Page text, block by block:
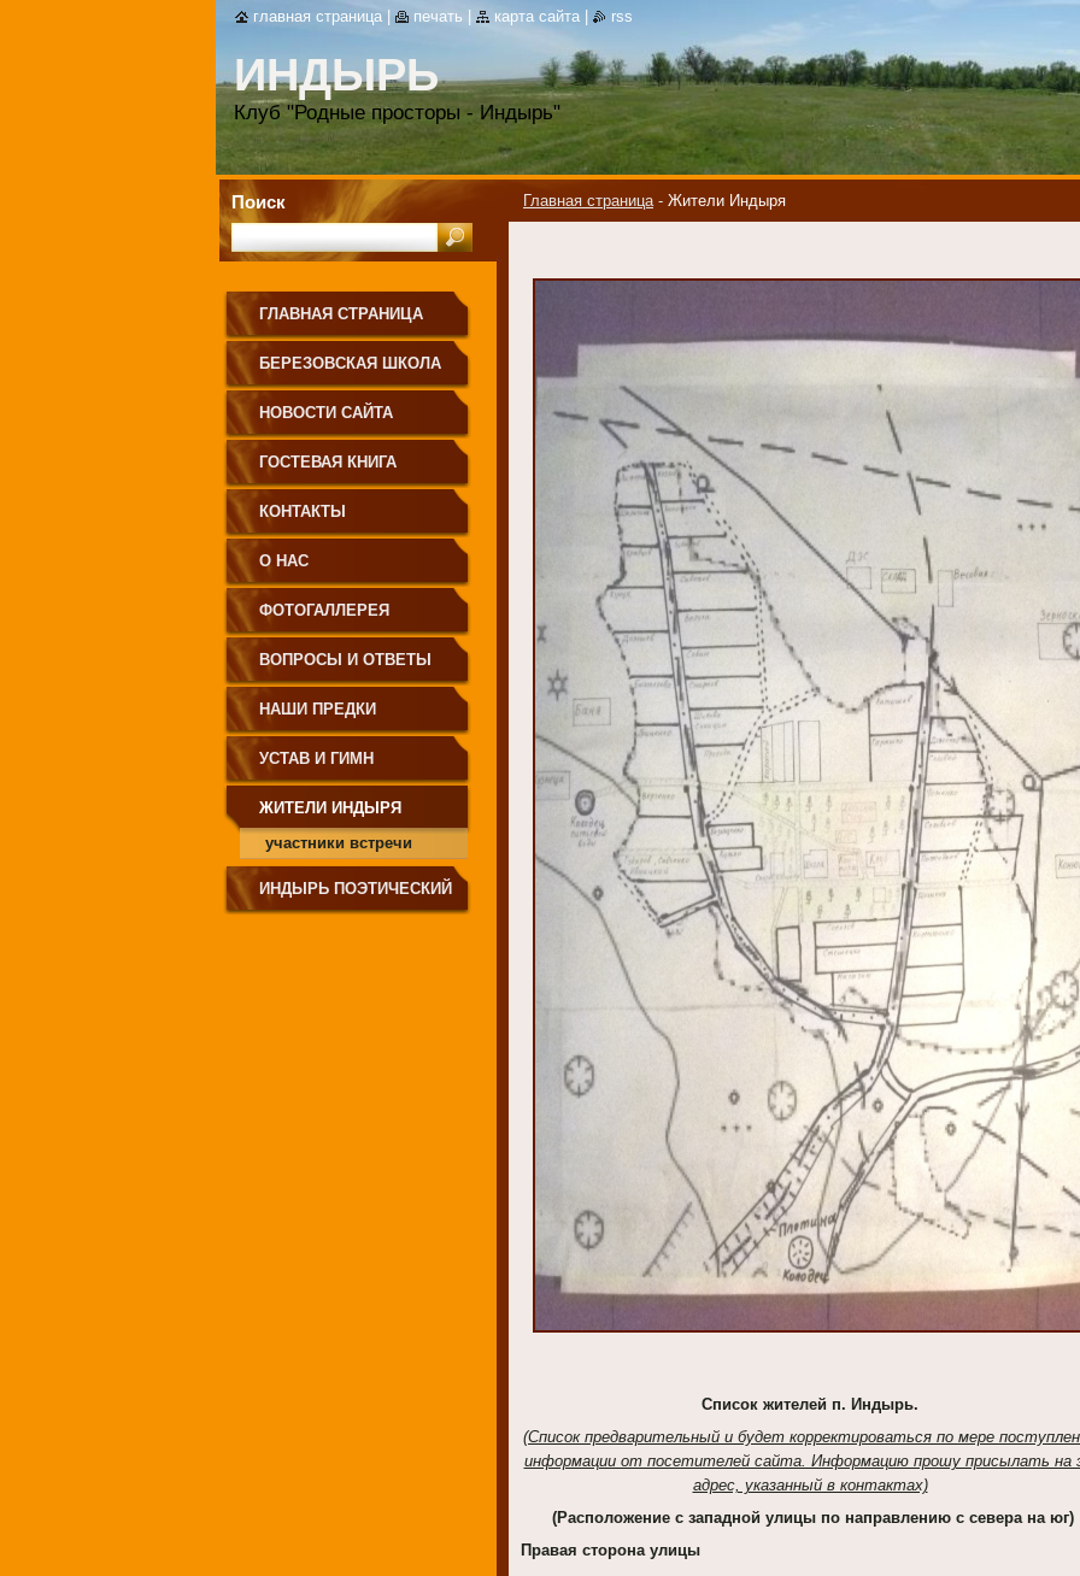
ИНДЫРЬ
Клуб "Родные просторы - Индырь"
Главная страница - Жители Индыря
Список жителей п. Индырь.
(Список предварительный и будет корректироваться по мере
информации от посетителей сайта. Информацию прошу присылать на
адрес, указанный в контактах)
(Расположение с западной улицы по направлению с севера на юг)
Правая сторона улицы
ГЛАВНАЯ СТРАНИЦА
БЕРЕЗОВСКАЯ ШКОЛА
НОВОСТИ САЙТА
ГОСТЕВАЯ КНИГА
КОНТАКТЫ
О НАС
ФОТОГАЛЛЕРЕЯ
ВОПРОСЫ И ОТВЕТЫ
НАШИ ПРЕДКИ
УСТАВ И ГИМН
ЖИТЕЛИ ИНДЫРЯ
участники встречи
ИНДЫРЬ ПОЭТИЧЕСКИЙ
Поиск
главная страница печать карта сайта rss